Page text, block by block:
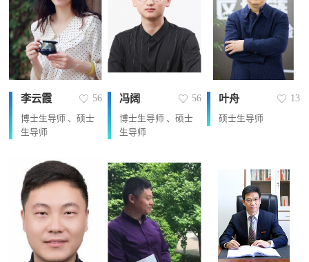
李云霞 56
博士生导师 、硕士
生导师
冯阔 56
博士生导师 、硕士
生导师
叶舟 13
硕士生导师